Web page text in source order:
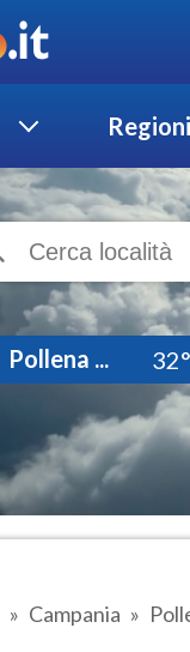
Regioni
Pollena ... 32°
Campania